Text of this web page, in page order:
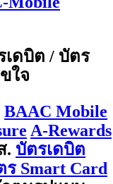
เดบิต / บัตร
ใจ
BAAC Mobile
A-Rewards
. บัตรเดบิต
ร Smart Card